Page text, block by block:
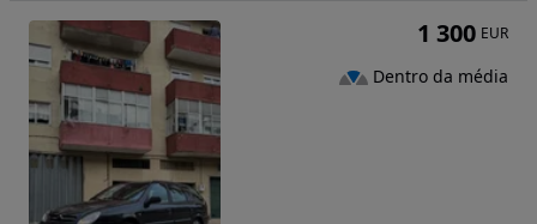
1 300 EUR
Dentro da média